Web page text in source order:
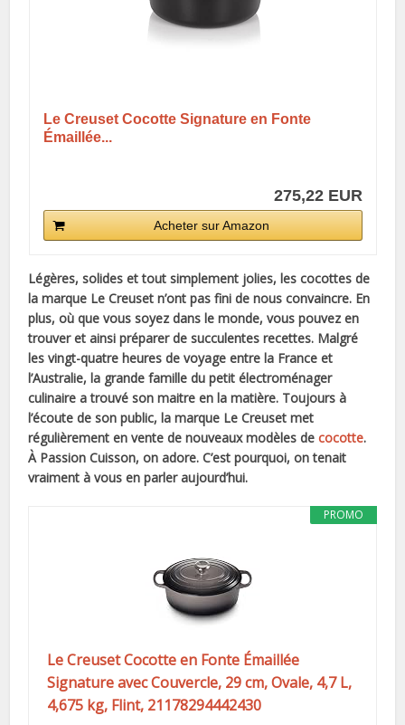
Le Creuset Cocotte Signature en Fonte
Émaillée...
275,22 EUR
Acheter sur Amazon
Légères, solides et tout simplement jolies, les cocottes de
la marque Le Creuset n’ont pas fini de nous convaincre. En
plus, où que vous soyez dans le monde, vous pouvez en
trouver et ainsi préparer de succulentes recettes. Malgré
les vingt-quatre heures de voyage entre la France et
l’Australie, la grande famille du petit électroménager
culinaire a trouvé son maitre en la matière. Toujours à
l’écoute de son public, la marque Le Creuset met
régulièrement en vente de nouveaux modèles de cocotte.
À Passion Cuisson, on adore. C’est pourquoi, on tenait
vraiment à vous en parler aujourd’hui.
PROMO
Le Creuset Cocotte en Fonte Émaillée
Signature avec Couvercle, 29 cm, Ovale, 4,7 L,
4,675 kg, Flint, 21178294442430